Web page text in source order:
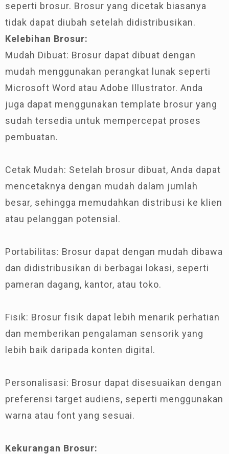
seperti brosur. Brosur yang dicetak biasanya
tidak dapat diubah setelah didistribusikan.
Kelebihan Brosur:
Mudah Dibuat: Brosur dapat dibuat dengan
mudah menggunakan perangkat lunak seperti
Microsoft Word atau Adobe Illustrator. Anda
juga dapat menggunakan template brosur yang
sudah tersedia untuk mempercepat proses
pembuatan.
Cetak Mudah: Setelah brosur dibuat, Anda dapat
mencetaknya dengan mudah dalam jumlah
besar, sehingga memudahkan distribusi ke klien
atau pelanggan potensial.
Portabilitas: Brosur dapat dengan mudah dibawa
dan didistribusikan di berbagai lokasi, seperti
pameran dagang, kantor, atau toko.
Fisik: Brosur fisik dapat lebih menarik perhatian
dan memberikan pengalaman sensorik yang
lebih baik daripada konten digital.
Personalisasi: Brosur dapat disesuaikan dengan
preferensi target audiens, seperti menggunakan
warna atau font yang sesuai.
Kekurangan Brosur: